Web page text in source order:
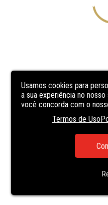
Usamos cookies para
a sua experiência no
você concorda com o
Termos de Uso